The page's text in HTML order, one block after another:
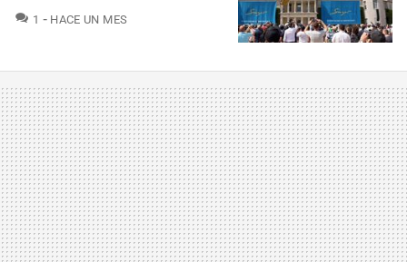
1 COMENTARIOS
HACE UN MES